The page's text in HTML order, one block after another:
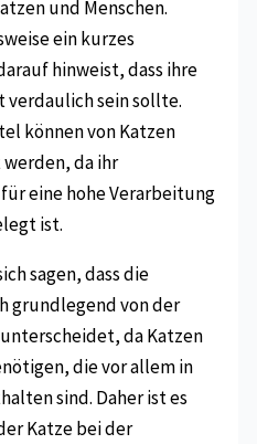
und Menschen.
ein kurzes
hinweist, dass ihre
sein sollte.
können von Katzen
da ihr
eine hohe Verarbeitung
ist.
sagen, dass die
grundlegend von der
da Katzen
die vor allem in
sind. Daher ist es
Katze bei der